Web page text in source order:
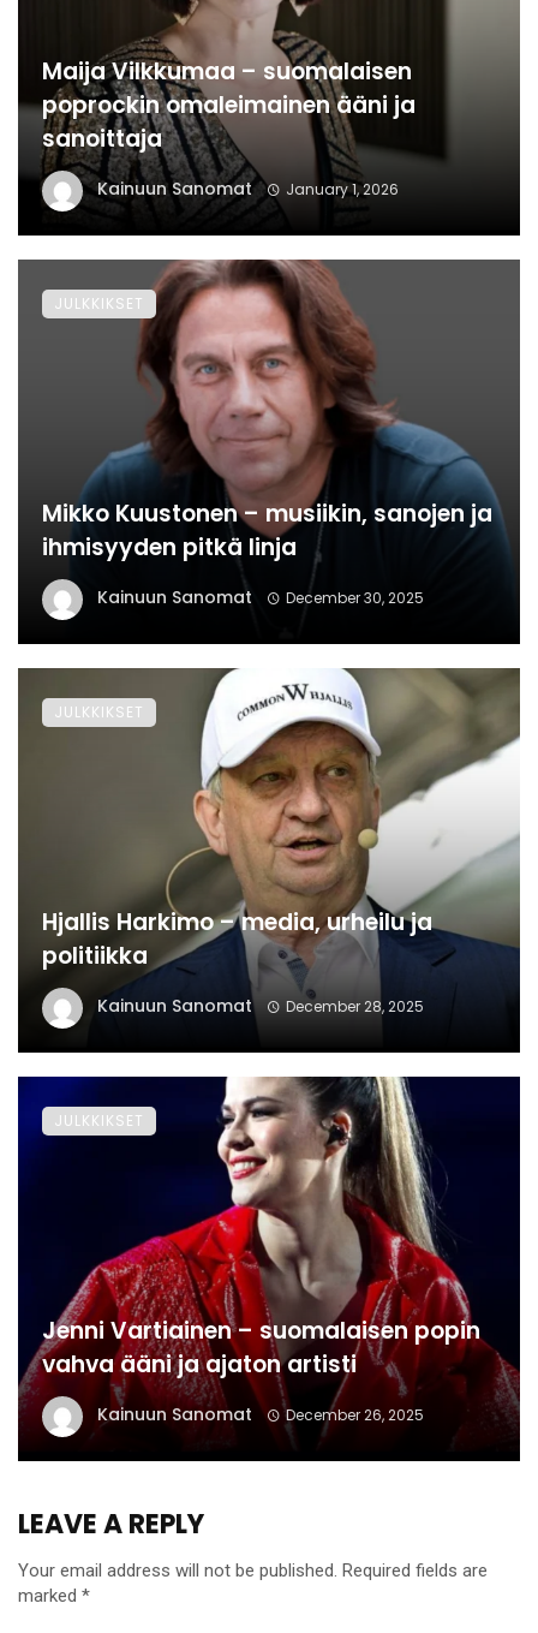
Maija Vilkkumaa – suomalaisen
poprockin omaleimainen ääni ja
sanoittaja
Kainuun Sanomat January 1, 2026
Mikko Kuustonen – musiikin, sanojen ja
ihmisyyden pitkä linja
Kainuun Sanomat December 30, 2025
JULKKIKSET
Hjallis Harkimo – media, urheilu ja
politiikka
Kainuun Sanomat December 28, 2025
JULKKIKSET
Jenni Vartiainen – suomalaisen popin
vahva ääni ja ajaton artisti
Kainuun Sanomat December 26, 2025
JULKKIKSET
LEAVE A REPLY
Your email address will not be published. Required fields are
marked *